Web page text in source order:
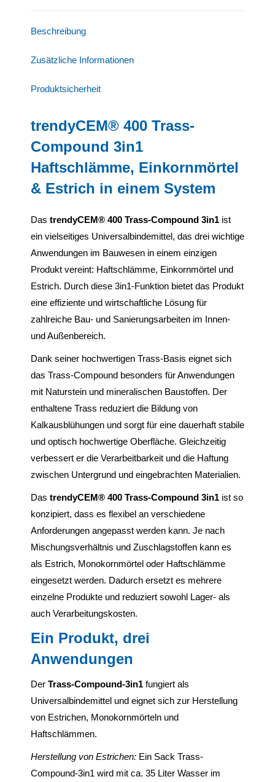
Beschreibung
Zusätzliche Informationen
Produktsicherheit
trendyCEM® 400 Trass-
Compound 3in1
Haftschlämme, Einkornmörtel
& Estrich in einem System
Das trendyCEM® 400 Trass-Compound 3in1 ist
ein vielseitiges Universalbindemittel, das drei wichtige
Anwendungen im Bauwesen in einem einzigen
Produkt vereint: Haftschlämme, Einkornmörtel und
Estrich. Durch diese 3in1-Funktion bietet das Produkt
eine effiziente und wirtschaftliche Lösung für
zahlreiche Bau- und Sanierungsarbeiten im Innen-
und Außenbereich.
Dank seiner hochwertigen Trass-Basis eignet sich
das Trass-Compound besonders für Anwendungen
mit Naturstein und mineralischen Baustoffen. Der
enthaltene Trass reduziert die Bildung von
Kalkausblühungen und sorgt für eine dauerhaft stabile
und optisch hochwertige Oberfläche. Gleichzeitig
verbessert er die Verarbeitbarkeit und die Haftung
zwischen Untergrund und eingebrachten Materialien.
Das trendyCEM® 400 Trass-Compound 3in1 ist so
konzipiert, dass es flexibel an verschiedene
Anforderungen angepasst werden kann. Je nach
Mischungsverhältnis und Zuschlagstoffen kann es
als Estrich, Monokornmörtel oder Haftschlämme
eingesetzt werden. Dadurch ersetzt es mehrere
einzelne Produkte und reduziert sowohl Lager- als
auch Verarbeitungskosten.
Ein Produkt, drei
Anwendungen
Der Trass-Compound-3in1 fungiert als
Universalbindemittel und eignet sich zur Herstellung
von Estrichen, Monokornmörteln und
Haftschlämmen.
Herstellung von Estrichen: Ein Sack Trass-
Compound-3in1 wird mit ca. 35 Liter Wasser im